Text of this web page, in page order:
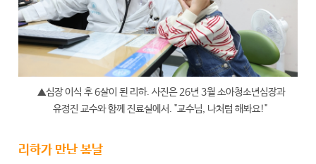
▲심장 이식 후 6살이 된 리하. 사진은 26년 3월 소아청소년심장과
유정진 교수와 함께 진료실에서. "교수님, 나처럼 해봐요!"
리하가 만난 봄날